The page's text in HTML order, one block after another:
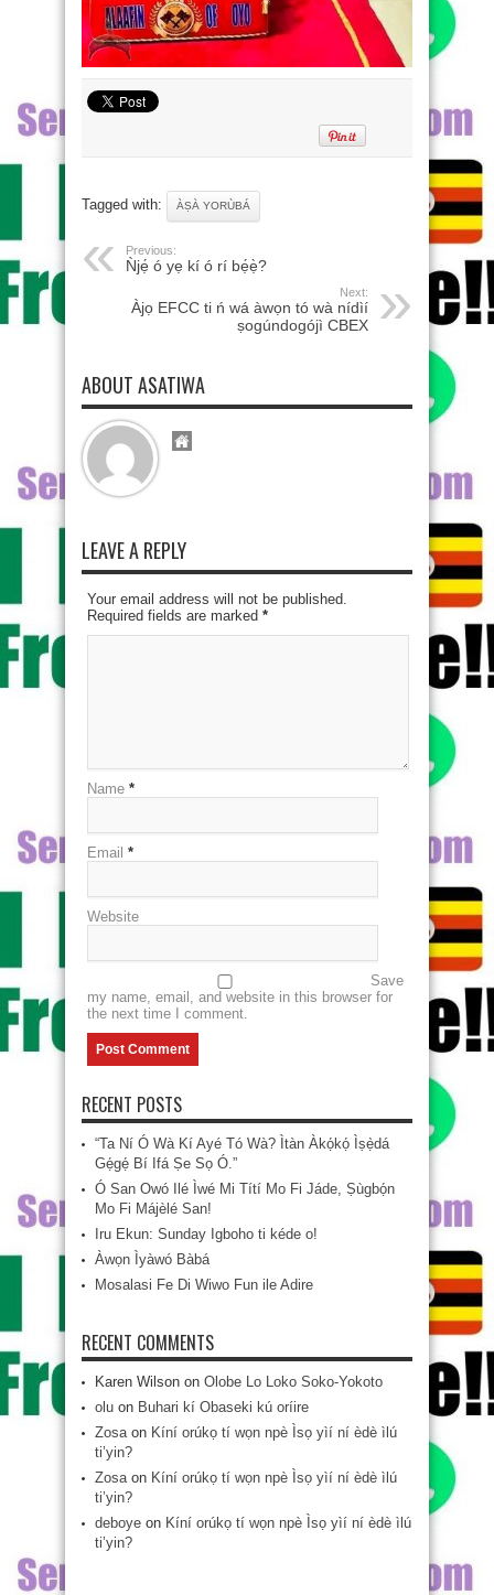
Tagged with: ÀṢÀ YORÙBÁ
Previous:
Ǹjẹ́ ó yẹ kí ó rí bẹ́ẹ̀?
Next:
Àjọ EFCC ti ń wá àwọn tó wà nídìí
ṣogúndogójì CBEX
ABOUT ASATIWA
LEAVE A REPLY
Your email address will not be published.
Required fields are marked *
Name *
Email *
Website
Save
my name, email, and website in this browser for
the next time I comment.
RECENT POSTS
“Ta Ní Ó Wà Kí Ayé Tó Wà? Ìtàn Àkọ́kọ́ Ìṣẹ̀dá
Gẹ́gẹ́ Bí Ifá Ṣe Sọ Ó.”
Ó San Owó Ilé Ìwé Mi Títí Mo Fi Jáde, Ṣùgbọ́n
Mo Fi Májèlé San!
Iru Ekun: Sunday Igboho ti kéde o!
Àwọn Ìyàwó Bàbá
Mosalasi Fe Di Wiwo Fun ile Adire
RECENT COMMENTS
Karen Wilson on Olobe Lo Loko Soko-Yokoto
olu on Buhari kí Obaseki kú oríire
Zosaon Kíní orúkọ tí wọn npè Ìsọ yìí ní èdè ìlú
ti’yin?
Zosaon Kíní orúkọ tí wọn npè Ìsọ yìí ní èdè ìlú
ti’yin?
deboye on Kíní orúkọ tí wọn npè Ìsọ yìí ní èdè ìlú
ti’yin?